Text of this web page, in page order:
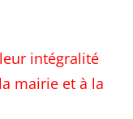
intégralité
mairie et à la